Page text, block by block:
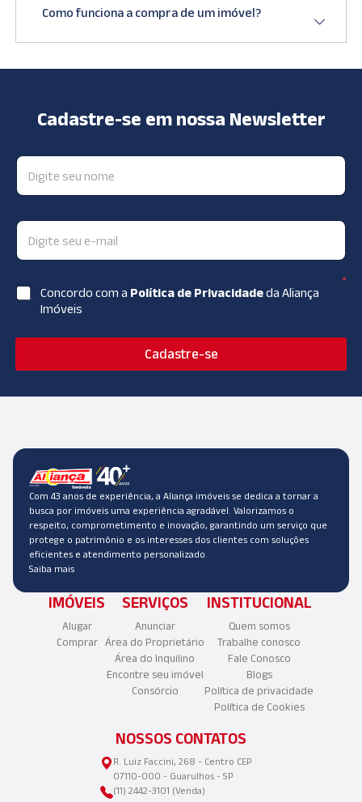
Como funciona a compra de um imóvel?
Cadastre-se em nossa Newsletter
*
Concordo com a Política de Privacidadeda Aliança
Imóveis
Cadastre-se
Com 43 anos de experiência, a Aliança imóveis se dedica a tornar a
busca por imóveis uma experiência agradável. Valorizamos o
respeito, comprometimento e inovação, garantindo um serviço que
protege o patrimônio e os interesses dos clientes com soluções
eficientes e atendimento personalizado.
Saiba mais
IMÓVEIS
Alugar
Comprar
SERVIÇOS
Anunciar
Área do Proprietário
Área do Inquilino
Encontre seu imóvel
Consórcio
INSTITUCIONAL
Quem somos
Trabalhe conosco
Fale Conosco
Blogs
Política de privacidade
Política de Cookies
NOSSOS CONTATOS
R. Luiz Faccini, 268 - Centro CEP
07110-000 - Guarulhos - SP
(11) 2442-3101 (Venda)